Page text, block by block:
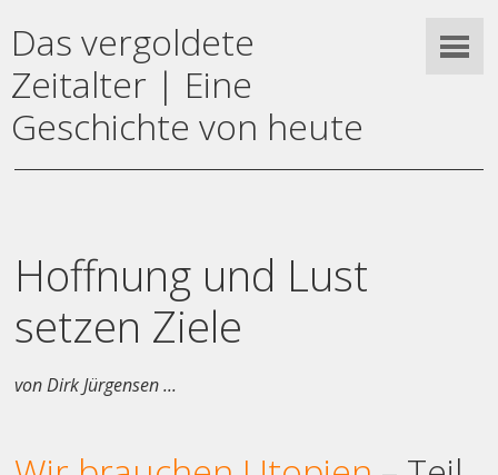
Das vergoldete
Zeitalter | Eine
Geschichte von heute
Hoffnung und Lust
setzen Ziele
von Dirk Jürgensen ...